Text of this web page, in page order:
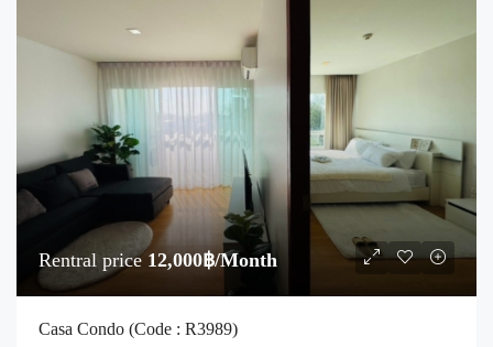
Rentral price 12,000฿/Month
Casa Condo (Code : R3989)